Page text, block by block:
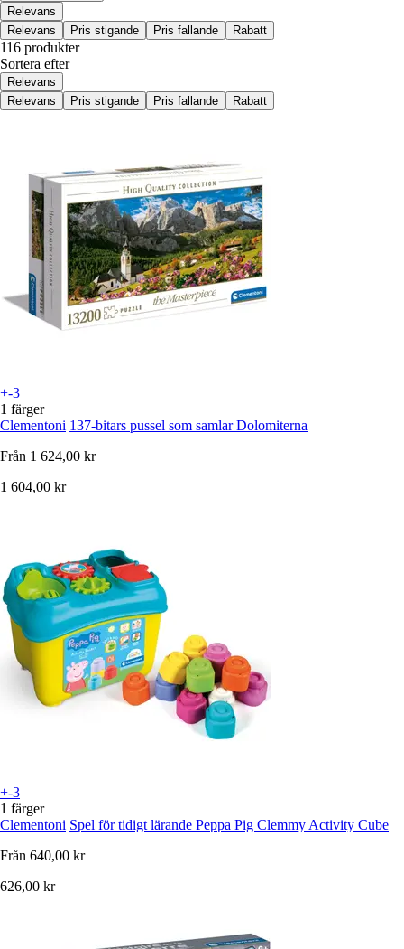
Relevans
Relevans
Pris stigande Pris fallande Rabatt
116 produkter
Sortera efter
Relevans
Relevans
Pris stigande Pris fallande Rabatt
+-3
1 färger
Clementoni 137-bitars pussel som samlar Dolomiterna
Från 1 624,00 kr
1 604,00 kr
+-3
1 färger
Clementoni Spel för tidigt lärande Peppa Pig Clemmy Activity Cube
Från 640,00 kr
626,00 kr